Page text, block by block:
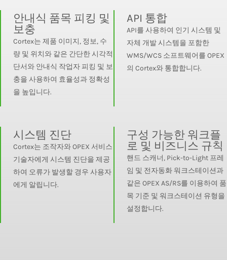
안내식 품목 피킹 및
보충
Cortex는 제품 이미지, 정보, 수
량 및 위치와 같은 간단한 시각적
단서와 안내식 작업자 피킹 및 보
충을 사용하여 효율성과 정확성
을 높입니다.
API 통합
API를 사용하여 인기 시스템 및
자체 개발 시스템을 포함한
WMS/WCS 소프트웨어를 OPEX
의 Cortex와 통합합니다.
시스템 진단
Cortex는 조작자와 OPEX 서비스
기술자에게 시스템 진단을 제공
하여 오류가 발생할 경우 사용자
에게 알립니다.
구성 가능한 워크플
로 및 비즈니스 규칙
핸드 스캐너, Pick-to-Light 프레
임 및 전자동화 워크스테이션과
같은 OPEX AS/RS를 이용하여 품
목 기준 및 워크스테이션 유형을
설정합니다.